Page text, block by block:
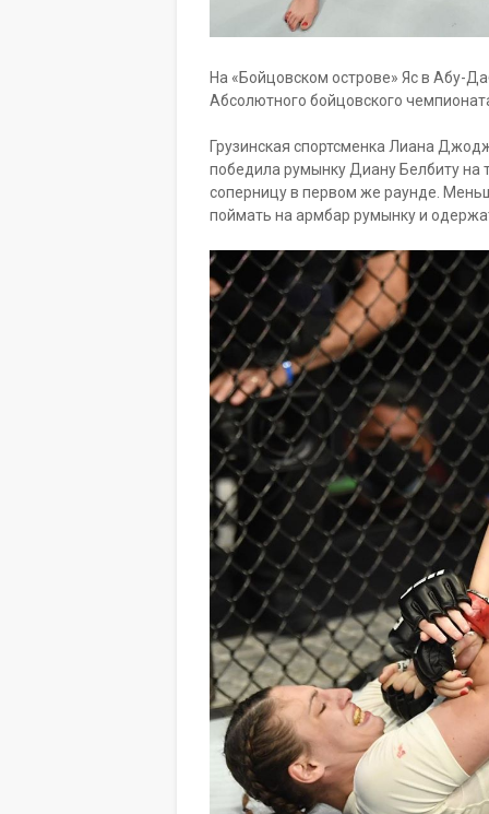
На «Бойцовском острове» Яс в Абу-
Абсолютного бойцовского
Грузинская спортсменка Лиана
победила румынку Диану Белбиту на
соперницу в первом же раунде.
поймать на армбар румынку и